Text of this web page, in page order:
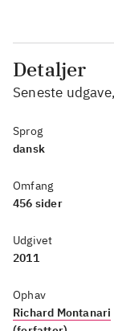
Detaljer
Seneste
Sprog
dansk
Omfang
456 sider
Udgivet
2011
Ophav
Richard Montanari